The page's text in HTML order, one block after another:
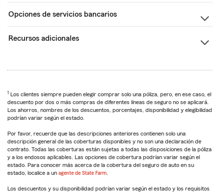
Opciones de servicios bancarios
Recursos adicionales
1 Los clientes siempre pueden elegir comprar solo una póliza, pero, en ese caso, el
descuento por dos o más compras de diferentes líneas de seguro no se aplicará.
Los ahorros, nombres de los descuentos, porcentajes, disponibilidad y elegibilidad
podrían variar según el estado.
Por favor, recuerde que las descripciones anteriores contienen solo una
descripción general de las coberturas disponibles y no son una declaración de
contrato. Todas las coberturas están sujetas a todas las disposiciones de la póliza
y a los endosos aplicables. Las opciones de cobertura podrían variar según el
estado. Para conocer más acerca de la cobertura del seguro de auto en su
estado, localice a un agente de State Farm
Los descuentos y su disponibilidad podrían variar según el estado y los requisitos